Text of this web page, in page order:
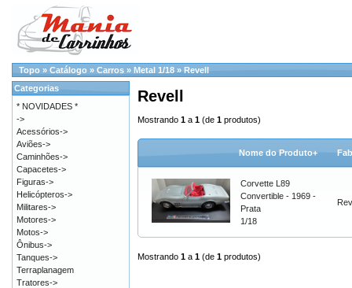
Topo » Catálogo » Carros » Metal 1/18 » Revell
Revell
Mostrando 1 a 1 (de 1 produtos)
Nome do Produto+
Corvette L89
Convertible - 1969 -
Prata
1/18
Mostrando 1 a 1 (de 1 produtos)
Categorias
* NOVIDADES *
->
Acessórios->
Aviões->
Caminhões->
Capacetes->
Figuras->
Helicópteros->
Militares->
Motores->
Motos->
Ônibus->
Tanques->
Terraplanagem
Tratores->